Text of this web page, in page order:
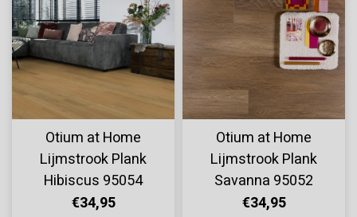
Otium at Home
Lijmstrook Plank
Hibiscus 95054
€34,95
Otium at Home
Lijmstrook Plank
Savanna 95052
€34,95